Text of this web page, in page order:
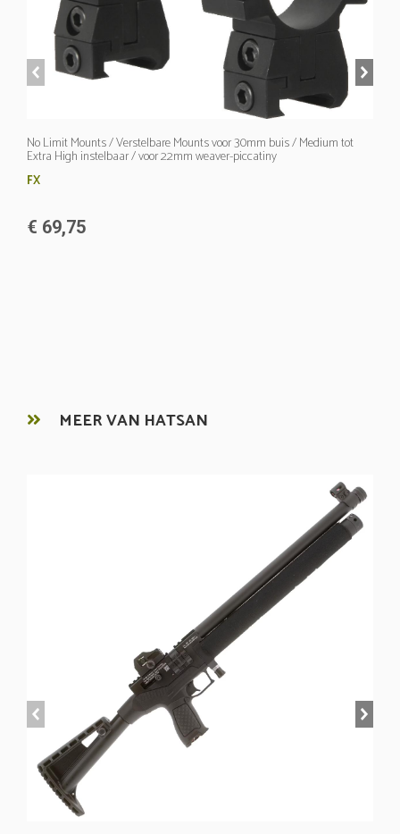
No Limit Mounts / Verstelbare Mounts voor 30mm buis / Medium tot
Extra High instelbaar / voor 22mm weaver-piccatiny
FX
€ 69,75
prev
MEER VAN HATSAN